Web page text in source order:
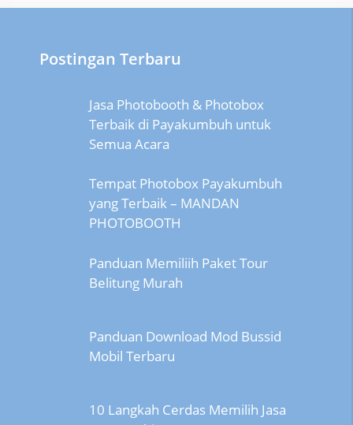
Postingan Terbaru
Jasa Photobooth & Photobox
Terbaik di Payakumbuh untuk
Semua Acara
Tempat Photobox Payakumbuh
yang Terbaik – MANDAN
PHOTOBOOTH
Panduan Memiliih Paket Tour
Belitung Murah
Panduan Download Mod Bussid
Mobil Terbaru
10 Langkah Cerdas Memilih Jasa